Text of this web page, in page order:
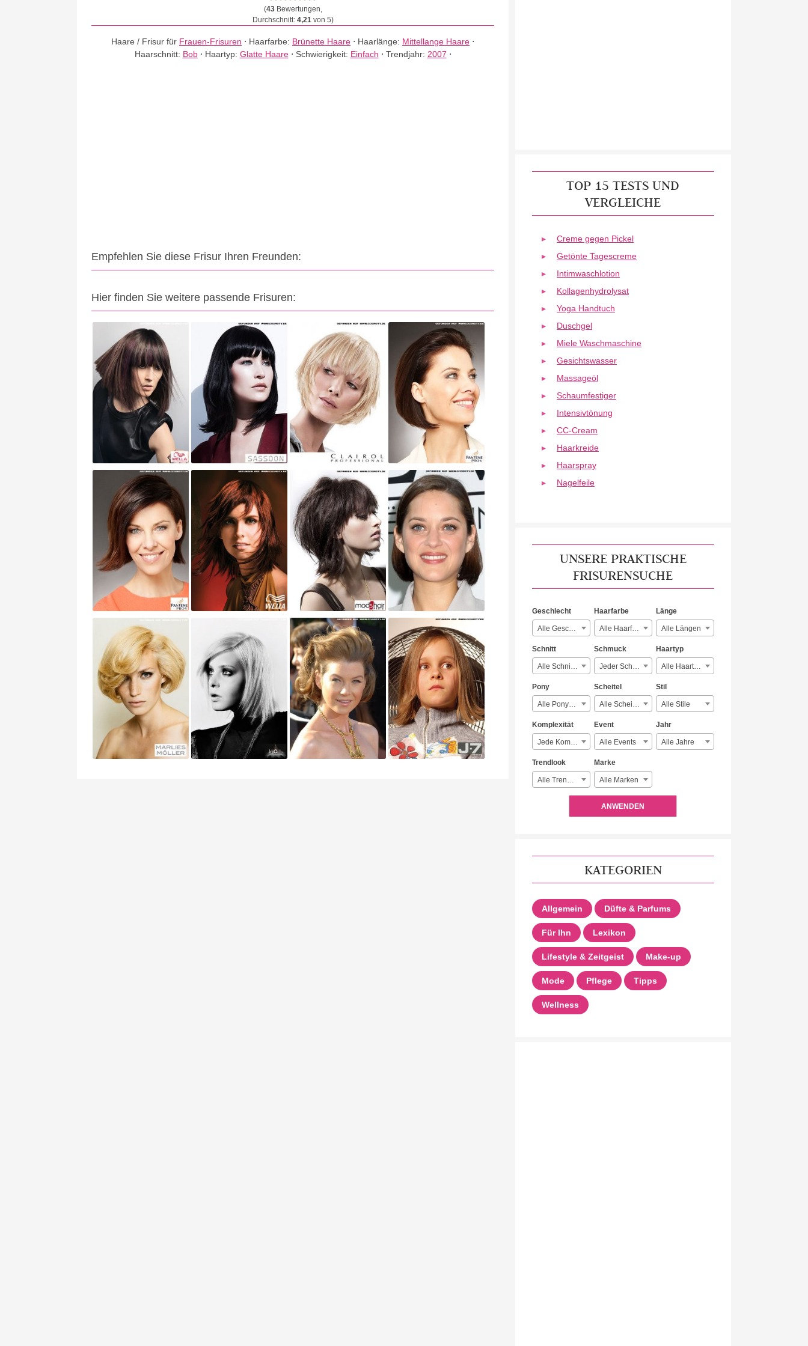
(43Bewertungen,
Durchschnitt: 4,21von 5)
Haare / Frisur für Frauen-Frisuren ⋅ Haarfarbe: Brünette Haare ⋅ Haarlänge: Mittellange Haare ⋅
Haarschnitt: Bob⋅ Haartyp: Glatte Haare⋅ Schwierigkeit: Einfach ⋅ Trendjahr: 2007 ⋅
Empfehlen Sie diese Frisur Ihren Freunden:
Hier finden Sie weitere passende Frisuren:
TOP 15 TESTS UND
VERGLEICHE
Creme gegen Pickel
Getönte Tagescreme
Intimwaschlotion
Kollagenhydrolysat
Yoga Handtuch
Duschgel
Miele Waschmaschine
Gesichtswasser
Massageöl
Schaumfestiger
Intensivtönung
CC-Cream
Haarkreide
Haarspray
Nagelfeile
UNSERE PRAKTISCHE
FRISURENSUCHE
Geschlecht
Alle Geschlechter
Haarfarbe
Alle Haarfarben
Länge
Alle Längen
Schnitt
Alle Schnitte
Schmuck
Jeder Schmuck
Haartyp
Alle Haartypen
Pony
Alle Ponyarten
Scheitel
Alle Scheitelarten
Stil
Alle Stile
Komplexität
Jede Komplexität
Event
Alle Events
Jahr
Alle Jahre
Trendlook
Alle Trendlooks
Marke
Alle Marken
ANWENDEN
KATEGORIEN
Allgemein Düfte & Parfums
Für Ihn Lexikon
Lifestyle & Zeitgeist Make-up
Mode Pflege Tipps
Wellness